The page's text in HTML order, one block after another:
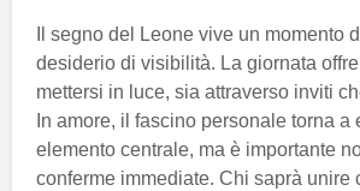
Il segno del Leone vive un momento
desiderio di visibilità. La giornata
mettersi in luce, sia attraverso inviti
In amore, il fascino personale torna a
elemento centrale, ma è importante
conferme immediate. Chi saprà unire